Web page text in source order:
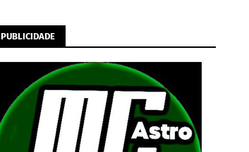
PUBLICIDADE